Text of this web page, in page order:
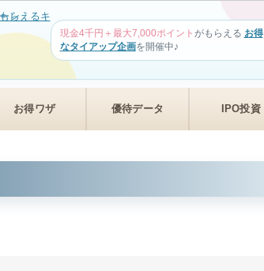
現金4千円＋最大7,000ポイント がもらえる お得
なタイアップ企画を開催中♪
お得ワザ 優待データ IPO投資